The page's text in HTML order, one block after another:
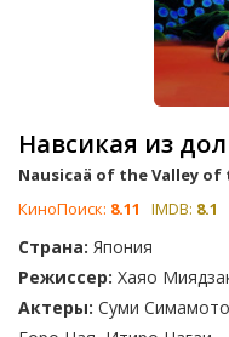
Навсикая из
Nausicaä of the Valley of
КиноПоиск: 8.11 IMDB: 8.1
Страна: Япония
Режиссер: Хаяо
Актеры: Суми